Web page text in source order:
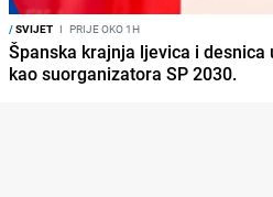
/SVIJET I PRIJE OKO 1H
Španska krajnja ljevica i
kao suorganizatora SP 2030.